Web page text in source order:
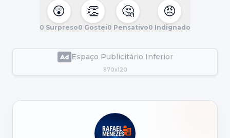
😲
0 Surpreso
👏
0 Gostei
🤔
0 Pensativo
😠
0 Indignado
Espaço Publicitário Inferior
870x120